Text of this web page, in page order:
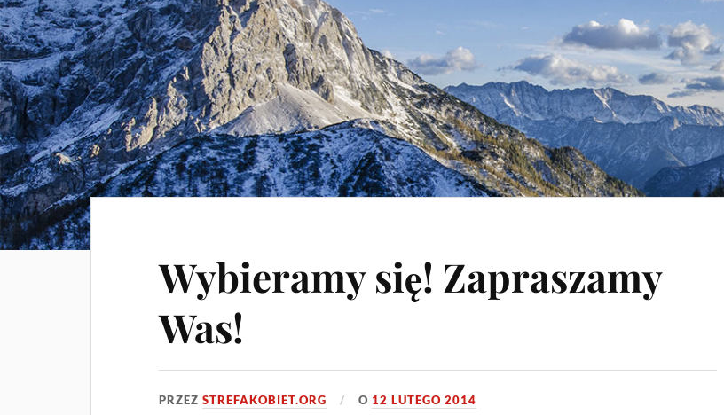
Wybieramy się! Zapraszamy
Was!
PRZEZSTREFAKOBIET.ORG O 12 LUTEGO 2014